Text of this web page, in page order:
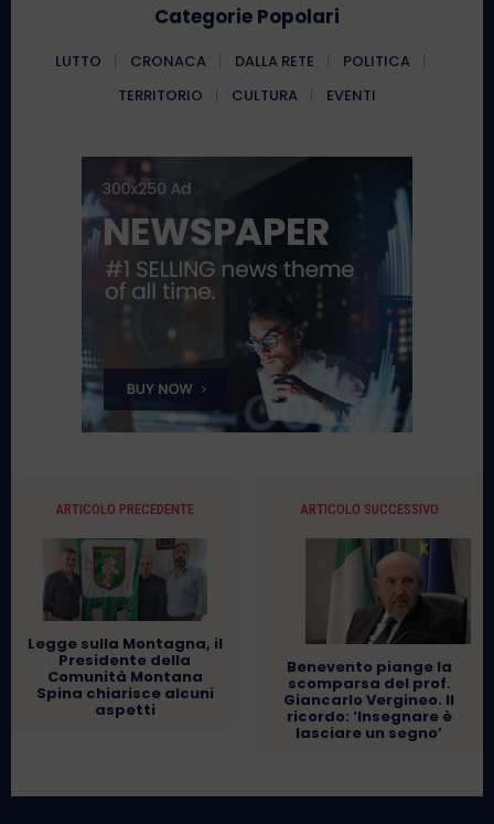
Categorie Popolari
LUTTO CRONACA DALLA RETE
POLITICA
TERRITORIO
CULTURA EVENTI
ARTICOLO PRECEDENTE
Legge sulla Montagna, il
Presidente della
Comunità Montana
Spina chiarisce alcuni
aspetti
ARTICOLO SUCCESSIVO
Benevento piange la
scomparsa del prof.
Giancarlo Vergineo. Il
ricordo: ‘Insegnare è
lasciare un segno’